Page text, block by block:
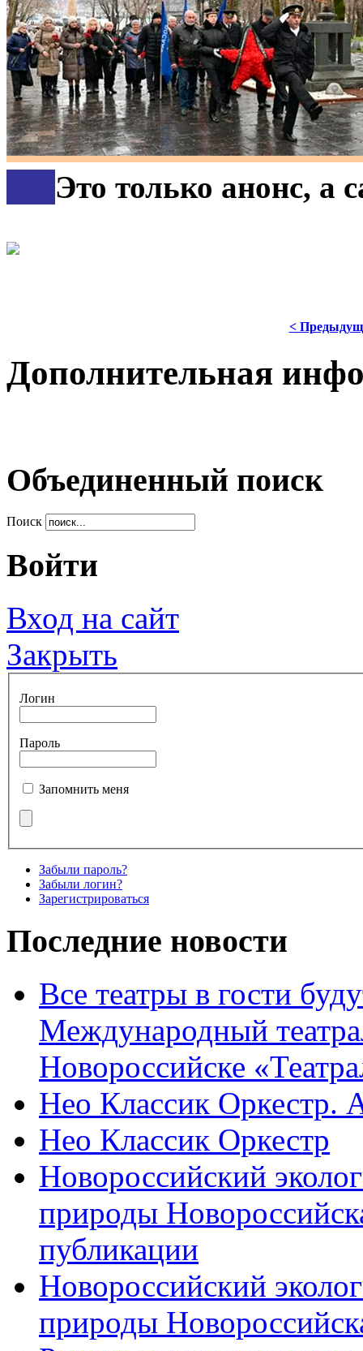
Это только анонс, а
<
Дополнительная
Объединенный поиск
Поиск
Войти
Вход на сайт
Закрыть
Логин
Пароль
Запомнить меня
Забыли пароль?
Забыли логин?
Зарегистрироваться
Последние новости
Все театры в гости
Международный
Новороссийске
Нео Классик Оркестр.
Нео Классик Оркестр
Новороссийский
природы
публикации
Новороссийский
природы